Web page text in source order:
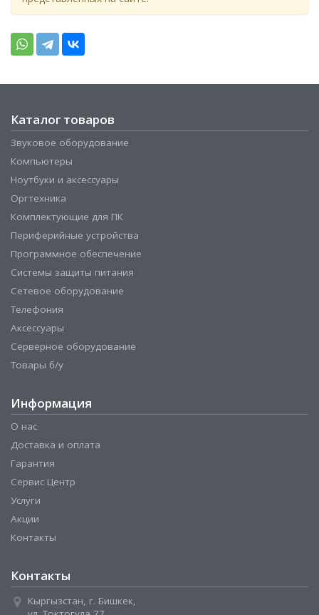
Каталог товаров
Звуковое оборудование
Компьютеры
Ноутбуки и аксессуары
Оргтехника
Комплектующие для ПК
Периферийные устройства
Программное обеспечение
Системы защиты питания
Сетевое оборудование
Телефония
Аксессуары
Серверное оборудование
Товары б/у
Информация
О нас
Доставка и оплата
Гарантия
Сервис Центр
Услуги
Акции
Контакты
Контакты
Кыргызстан, г. Бишкек,